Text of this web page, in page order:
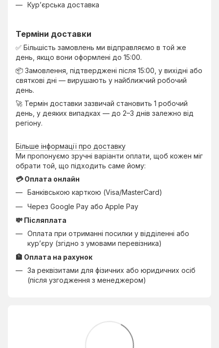
Кур’єрська доставка
Терміни доставки
✅ Більшість замовлень ми відправляємо в той же
день, якщо вони оформлені до 15:00.
📦 Замовлення, підтверджені після 15:00, у вихідні або
святкові дні — вирушають у найближчий робочий
день.
🚀 Термін доставки зазвичай становить 1 робочий
день, у деяких випадках — до 2–3 днів залежно від
регіону.
Більше інформації про доставку
Ми пропонуємо зручні варіанти оплати, щоб кожен міг
обрати той, що підходить саме йому:
💳 Оплата онлайн
Банківською карткою (Visa/MasterCard)
Через Google Pay або Apple Pay
💸 Післяплата
Оплата при отриманні посилки у відділенні або
кур’єру (згідно з умовами перевізника)
🏦 Оплата на рахунок
За реквізитами для фізичних або юридичних осіб
(після узгодження з менеджером)